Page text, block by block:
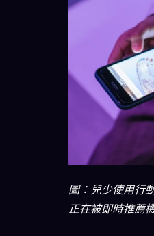
圖：兒少使用行
正在被即時推薦